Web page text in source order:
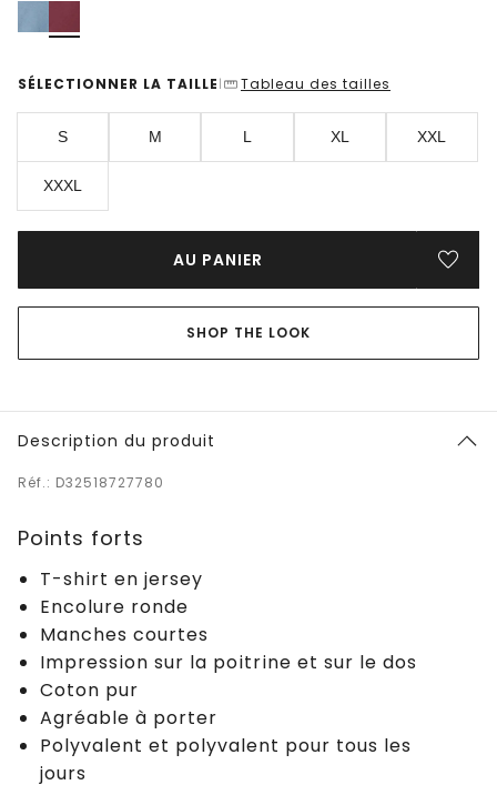
SÉLECTIONNER LA TAILLE | Tableau des tailles
S M L XL XXL
XXXL
AU PANIER
SHOP THE LOOK
Description du produit
Réf.: D32518727780
Points forts
T-shirt en jersey
Encolure ronde
Manches courtes
Impression sur la poitrine et sur le dos
Coton pur
Agréable à porter
Polyvalent et polyvalent pour tous les
jours